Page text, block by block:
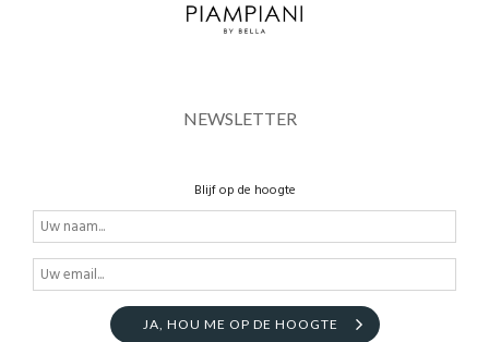
NEWSLETTER
Blijf op de hoogte
JA, HOU ME OP DE HOOGTE